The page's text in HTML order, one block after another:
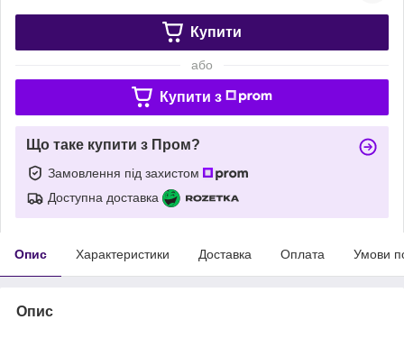
Купити
або
Купити з
Що таке купити з Пром?
Замовлення під захистом
Доступна доставка
Опис Характеристики Доставка Оплата Умови
Опис